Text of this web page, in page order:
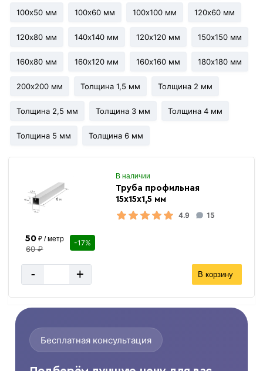
100х50 мм 100х60 мм 100х100 мм 120х60 мм
120х80 мм 140х140 мм 120х120 мм 150х150 мм
160х80 мм 160х120 мм 160х160 мм 180х180 мм
200х200 мм Толщина 1,5 мм Толщина 2 мм
Толщина 2,5 мм Толщина 3 мм Толщина 4 мм
Толщина 5 мм Толщина 6 мм
В наличии
Труба профильная
15х15х1,5 мм
4.9
15
50 ₽ / метр
60 ₽
-17%
- + В корзину
Бесплатная консультация